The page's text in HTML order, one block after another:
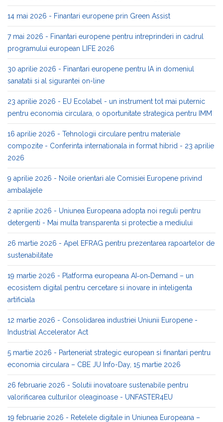
14 mai 2026 - Finantari europene prin Green Assist
7 mai 2026 - Finantari europene pentru intreprinderi in cadrul
programului european LIFE 2026
30 aprilie 2026 - Finantari europene pentru IA in domeniul
sanatatii si al sigurantei on-line
23 aprilie 2026 - EU Ecolabel - un instrument tot mai puternic
pentru economia circulara, o oportunitate strategica pentru IMM
16 aprilie 2026 - Tehnologii circulare pentru materiale
compozite - Conferinta internationala in format hibrid - 23 aprilie
2026
9 aprilie 2026 - Noile orientari ale Comisiei Europene privind
ambalajele
2 aprilie 2026 - Uniunea Europeana adopta noi reguli pentru
detergenti - Mai multa transparenta si protectie a mediului
26 martie 2026 - Apel EFRAG pentru prezentarea rapoartelor de
sustenabilitate
19 martie 2026 - Platforma europeana AI‑on‑Demand – un
ecosistem digital pentru cercetare si inovare in inteligenta
artificiala
12 martie 2026 - Consolidarea industriei Uniunii Europene -
Industrial Accelerator Act
5 martie 2026 - Parteneriat strategic european si finantari pentru
economia circulara – CBE JU Info-Day, 15 martie 2026
26 februarie 2026 - Solutii inovatoare sustenabile pentru
valorificarea culturilor oleaginoase - UNFASTER4EU
19 februarie 2026 - Retelele digitale in Uniunea Europeana –